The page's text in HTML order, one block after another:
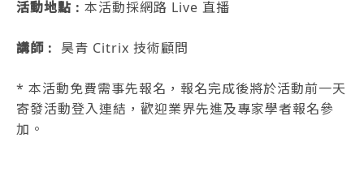
活動地點 : 本活動採網路 Live 直播
講師 : 昊青 Citrix 技術顧問
* 本活動免費需事先報名，報名完成後將於活動前一天
寄發活動登入連結，歡迎業界先進及專家學者報名參
加。